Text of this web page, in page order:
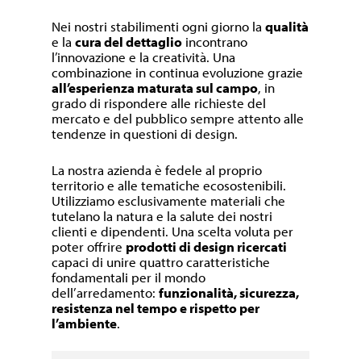
Nei nostri stabilimenti ogni giorno laqualità
e lacura del dettaglio incontrano
l’innovazione e la creatività. Una
combinazione in continua evoluzione grazie
all’esperienza maturata sul campo, in
grado di rispondere alle richieste del
mercato e del pubblico sempre attento alle
tendenze in questioni di design.
La nostra azienda è fedele al proprio
territorio e alle tematiche ecosostenibili.
Utilizziamo esclusivamente materiali che
tutelano la natura e la salute dei nostri
clienti e dipendenti. Una scelta voluta per
poter offrire prodotti di design ricercati
capaci di unire quattro caratteristiche
fondamentali per il mondo
dell’arredamento:funzionalità, sicurezza,
resistenza nel tempo e rispetto per
l’ambiente.